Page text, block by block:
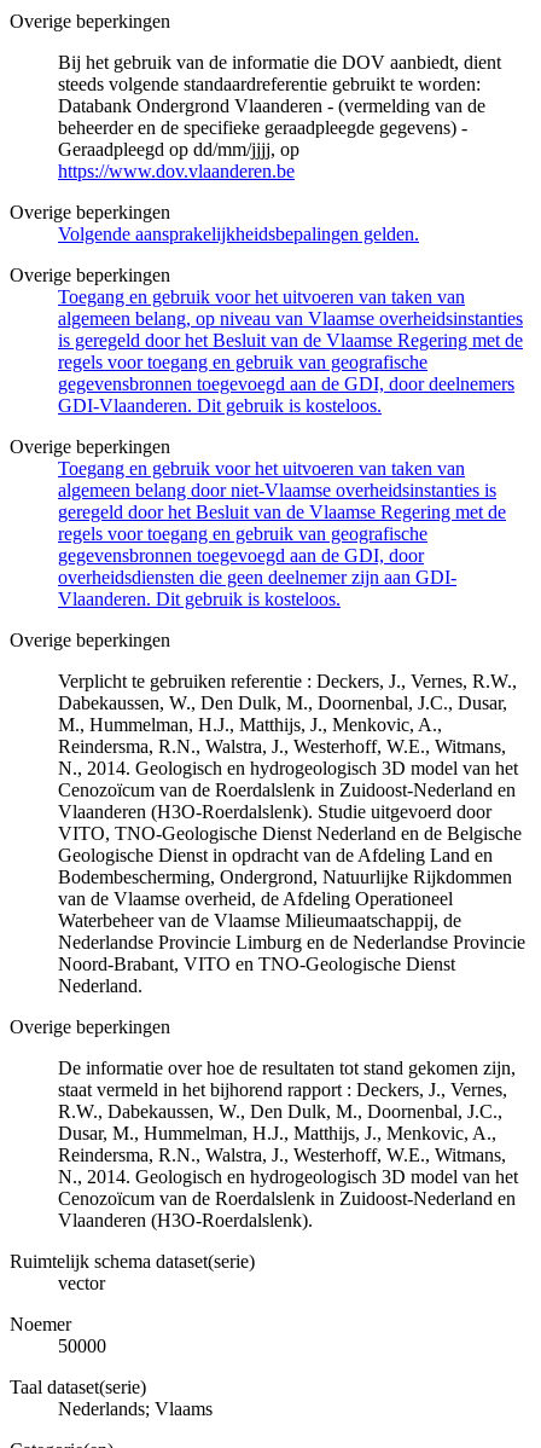
Overige beperkingen
Bij het gebruik van de informatie die DOV aanbiedt, dient
steeds volgende standaardreferentie gebruikt te worden:
Databank Ondergrond Vlaanderen - (vermelding van de
beheerder en de specifieke geraadpleegde gegevens) -
Geraadpleegd op dd/mm/jjjj, op
https://www.dov.vlaanderen.be
Overige beperkingen
Volgende aansprakelijkheidsbepalingen gelden.
Overige beperkingen
Toegang en gebruik voor het uitvoeren van taken van
algemeen belang, op niveau van Vlaamse overheidsinstanties
is geregeld door het Besluit van de Vlaamse Regering met de
regels voor toegang en gebruik van geografische
gegevensbronnen toegevoegd aan de GDI, door deelnemers
GDI-Vlaanderen. Dit gebruik is kosteloos.
Overige beperkingen
Toegang en gebruik voor het uitvoeren van taken van
algemeen belang door niet-Vlaamse overheidsinstanties is
geregeld door het Besluit van de Vlaamse Regering met de
regels voor toegang en gebruik van geografische
gegevensbronnen toegevoegd aan de GDI, door
overheidsdiensten die geen deelnemer zijn aan GDI-
Vlaanderen. Dit gebruik is kosteloos.
Overige beperkingen
Verplicht te gebruiken referentie : Deckers, J., Vernes, R.W.,
Dabekaussen, W., Den Dulk, M., Doornenbal, J.C., Dusar,
M., Hummelman, H.J., Matthijs, J., Menkovic, A.,
Reindersma, R.N., Walstra, J., Westerhoff, W.E., Witmans,
N., 2014. Geologisch en hydrogeologisch 3D model van het
Cenozoïcum van de Roerdalslenk in Zuidoost-Nederland en
Vlaanderen (H3O-Roerdalslenk). Studie uitgevoerd door
VITO, TNO-Geologische Dienst Nederland en de Belgische
Geologische Dienst in opdracht van de Afdeling Land en
Bodembescherming, Ondergrond, Natuurlijke Rijkdommen
van de Vlaamse overheid, de Afdeling Operationeel
Waterbeheer van de Vlaamse Milieumaatschappij, de
Nederlandse Provincie Limburg en de Nederlandse Provincie
Noord-Brabant, VITO en TNO-Geologische Dienst
Nederland.
Overige beperkingen
De informatie over hoe de resultaten tot stand gekomen zijn,
staat vermeld in het bijhorend rapport : Deckers, J., Vernes,
R.W., Dabekaussen, W., Den Dulk, M., Doornenbal, J.C.,
Dusar, M., Hummelman, H.J., Matthijs, J., Menkovic, A.,
Reindersma, R.N., Walstra, J., Westerhoff, W.E., Witmans,
N., 2014. Geologisch en hydrogeologisch 3D model van het
Cenozoïcum van de Roerdalslenk in Zuidoost-Nederland en
Vlaanderen (H3O-Roerdalslenk).
Ruimtelijk schema dataset(serie)
vector
Noemer
50000
Taal dataset(serie)
Nederlands; Vlaams